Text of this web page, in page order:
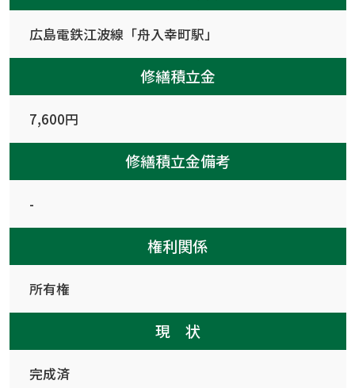
広島電鉄江波線「舟入幸町駅」
修繕積立金
7,600円
修繕積立金備考
-
権利関係
所有権
現 状
完成済